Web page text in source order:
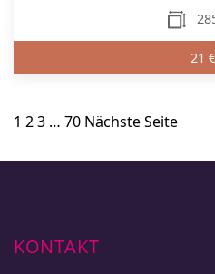
21 €
der
1 23 … 70 Nächste Seite
KONTAKT